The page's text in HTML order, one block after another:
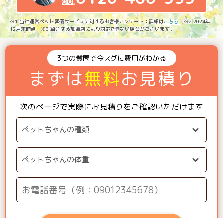
※1 当社運営ペット葬儀サービスに対するお客様アンケート：詳細はこちら ※2 2024年
12月末時点 ※3 紹介する加盟店により対応できない場合がございます。
3つの質問で今スグに費用がわかる
まずは無料お見積り
次のページで実際にお見積りをご確認いただけます